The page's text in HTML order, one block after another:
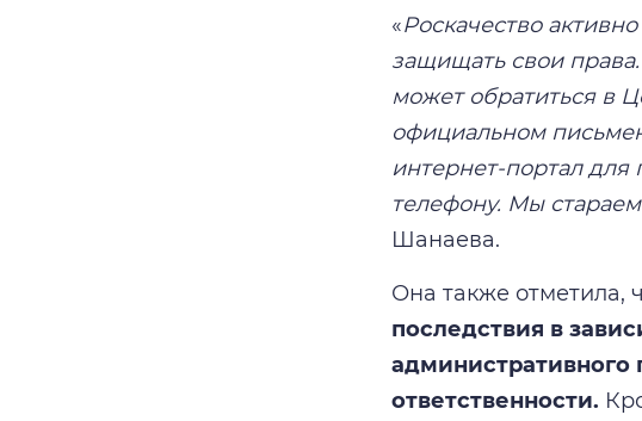
«Роскачество
защищать свои
может обратиться в
официальном
интернет-портал для
телефону. Мы
Шанаева.
Она также отметила,
последствия в
административного
ответственности.